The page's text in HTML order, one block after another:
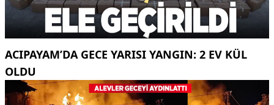
ACIPAYAM’DA GECE YARISI YANGIN: 2 EV KÜL
OLDU